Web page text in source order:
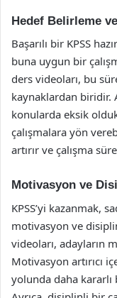
Hedef Belirleme
Başarılı bir KPSS
buna uygun bir
ders videoları, bu
kaynaklardan biridir.
konularda eksik
çalışmalara yön
artırır ve çalışma
Motivasyon ve
KPSS’yi kazanmak,
motivasyon ve
videoları, adayların
Motivasyon artırıcı
yolunda daha kararlı